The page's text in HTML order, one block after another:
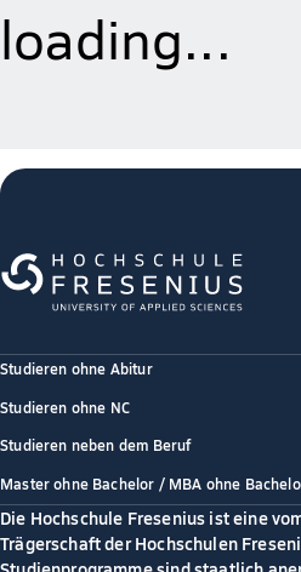
loading...
Studieren ohne Abitur
Studieren ohne NC
Studieren neben dem Beruf
Master ohne Bachelor / MBA ohne
Die Hochschule Fresenius ist eine
Trägerschaft der Hochschulen